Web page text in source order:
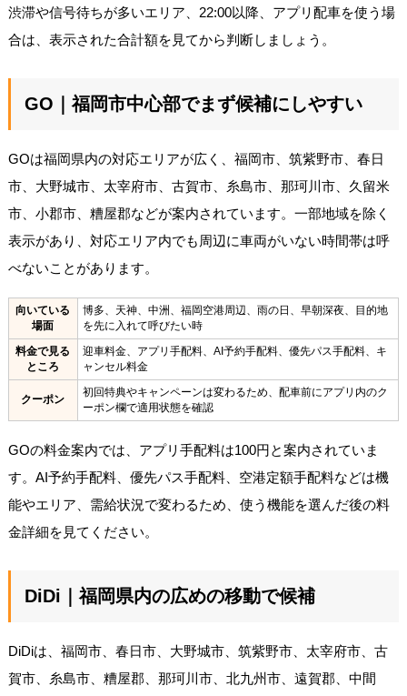
渋滞や信号待ちが多いエリア、22:00以降、アプリ配車を使う場
合は、表示された合計額を見てから判断しましょう。
GO｜福岡市中心部でまず候補にしやすい
GOは福岡県内の対応エリアが広く、福岡市、筑紫野市、春日
市、大野城市、太宰府市、古賀市、糸島市、那珂川市、久留米
市、小郡市、糟屋郡などが案内されています。一部地域を除く
表示があり、対応エリア内でも周辺に車両がいない時間帯は呼
べないことがあります。
向いている
場面
博多、天神、中洲、福岡空港周辺、雨の日、早朝深夜、目的地
を先に入れて呼びたい時
料金で見る
ところ
迎車料金、アプリ手配料、AI予約手配料、優先パス手配料、キ
ャンセル料金
クーポン
初回特典やキャンペーンは変わるため、配車前にアプリ内のク
ーポン欄で適用状態を確認
GOの料金案内では、アプリ手配料は100円と案内されていま
す。AI予約手配料、優先パス手配料、空港定額手配料などは機
能やエリア、需給状況で変わるため、使う機能を選んだ後の料
金詳細を見てください。
DiDi｜福岡県内の広めの移動で候補
DiDiは、福岡市、春日市、大野城市、筑紫野市、太宰府市、古
賀市、糸島市、糟屋郡、那珂川市、北九州市、遠賀郡、中間